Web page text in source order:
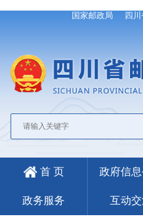
国家邮政局 四
首 页 政府信
政务服务 互动